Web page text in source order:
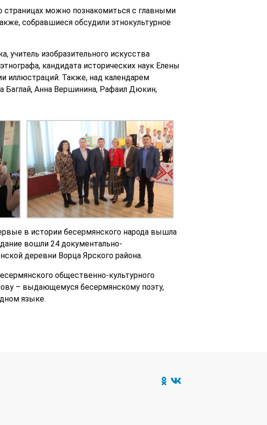
страницах можно познакомиться с главными
собравшиеся обсудили этнокультурное
учитель изобразительного искусства
кандидата исторических наук Елены
иллюстраций. Также, над календарем
Баглай, Анна Вершинина, Рафаил Дюкин,
в истории бесермянского народа вышла
вошли 24 документально-
деревни Ворца Ярского района.
общественно-культурного
– выдающемуся бесермянскому поэту,
языке.